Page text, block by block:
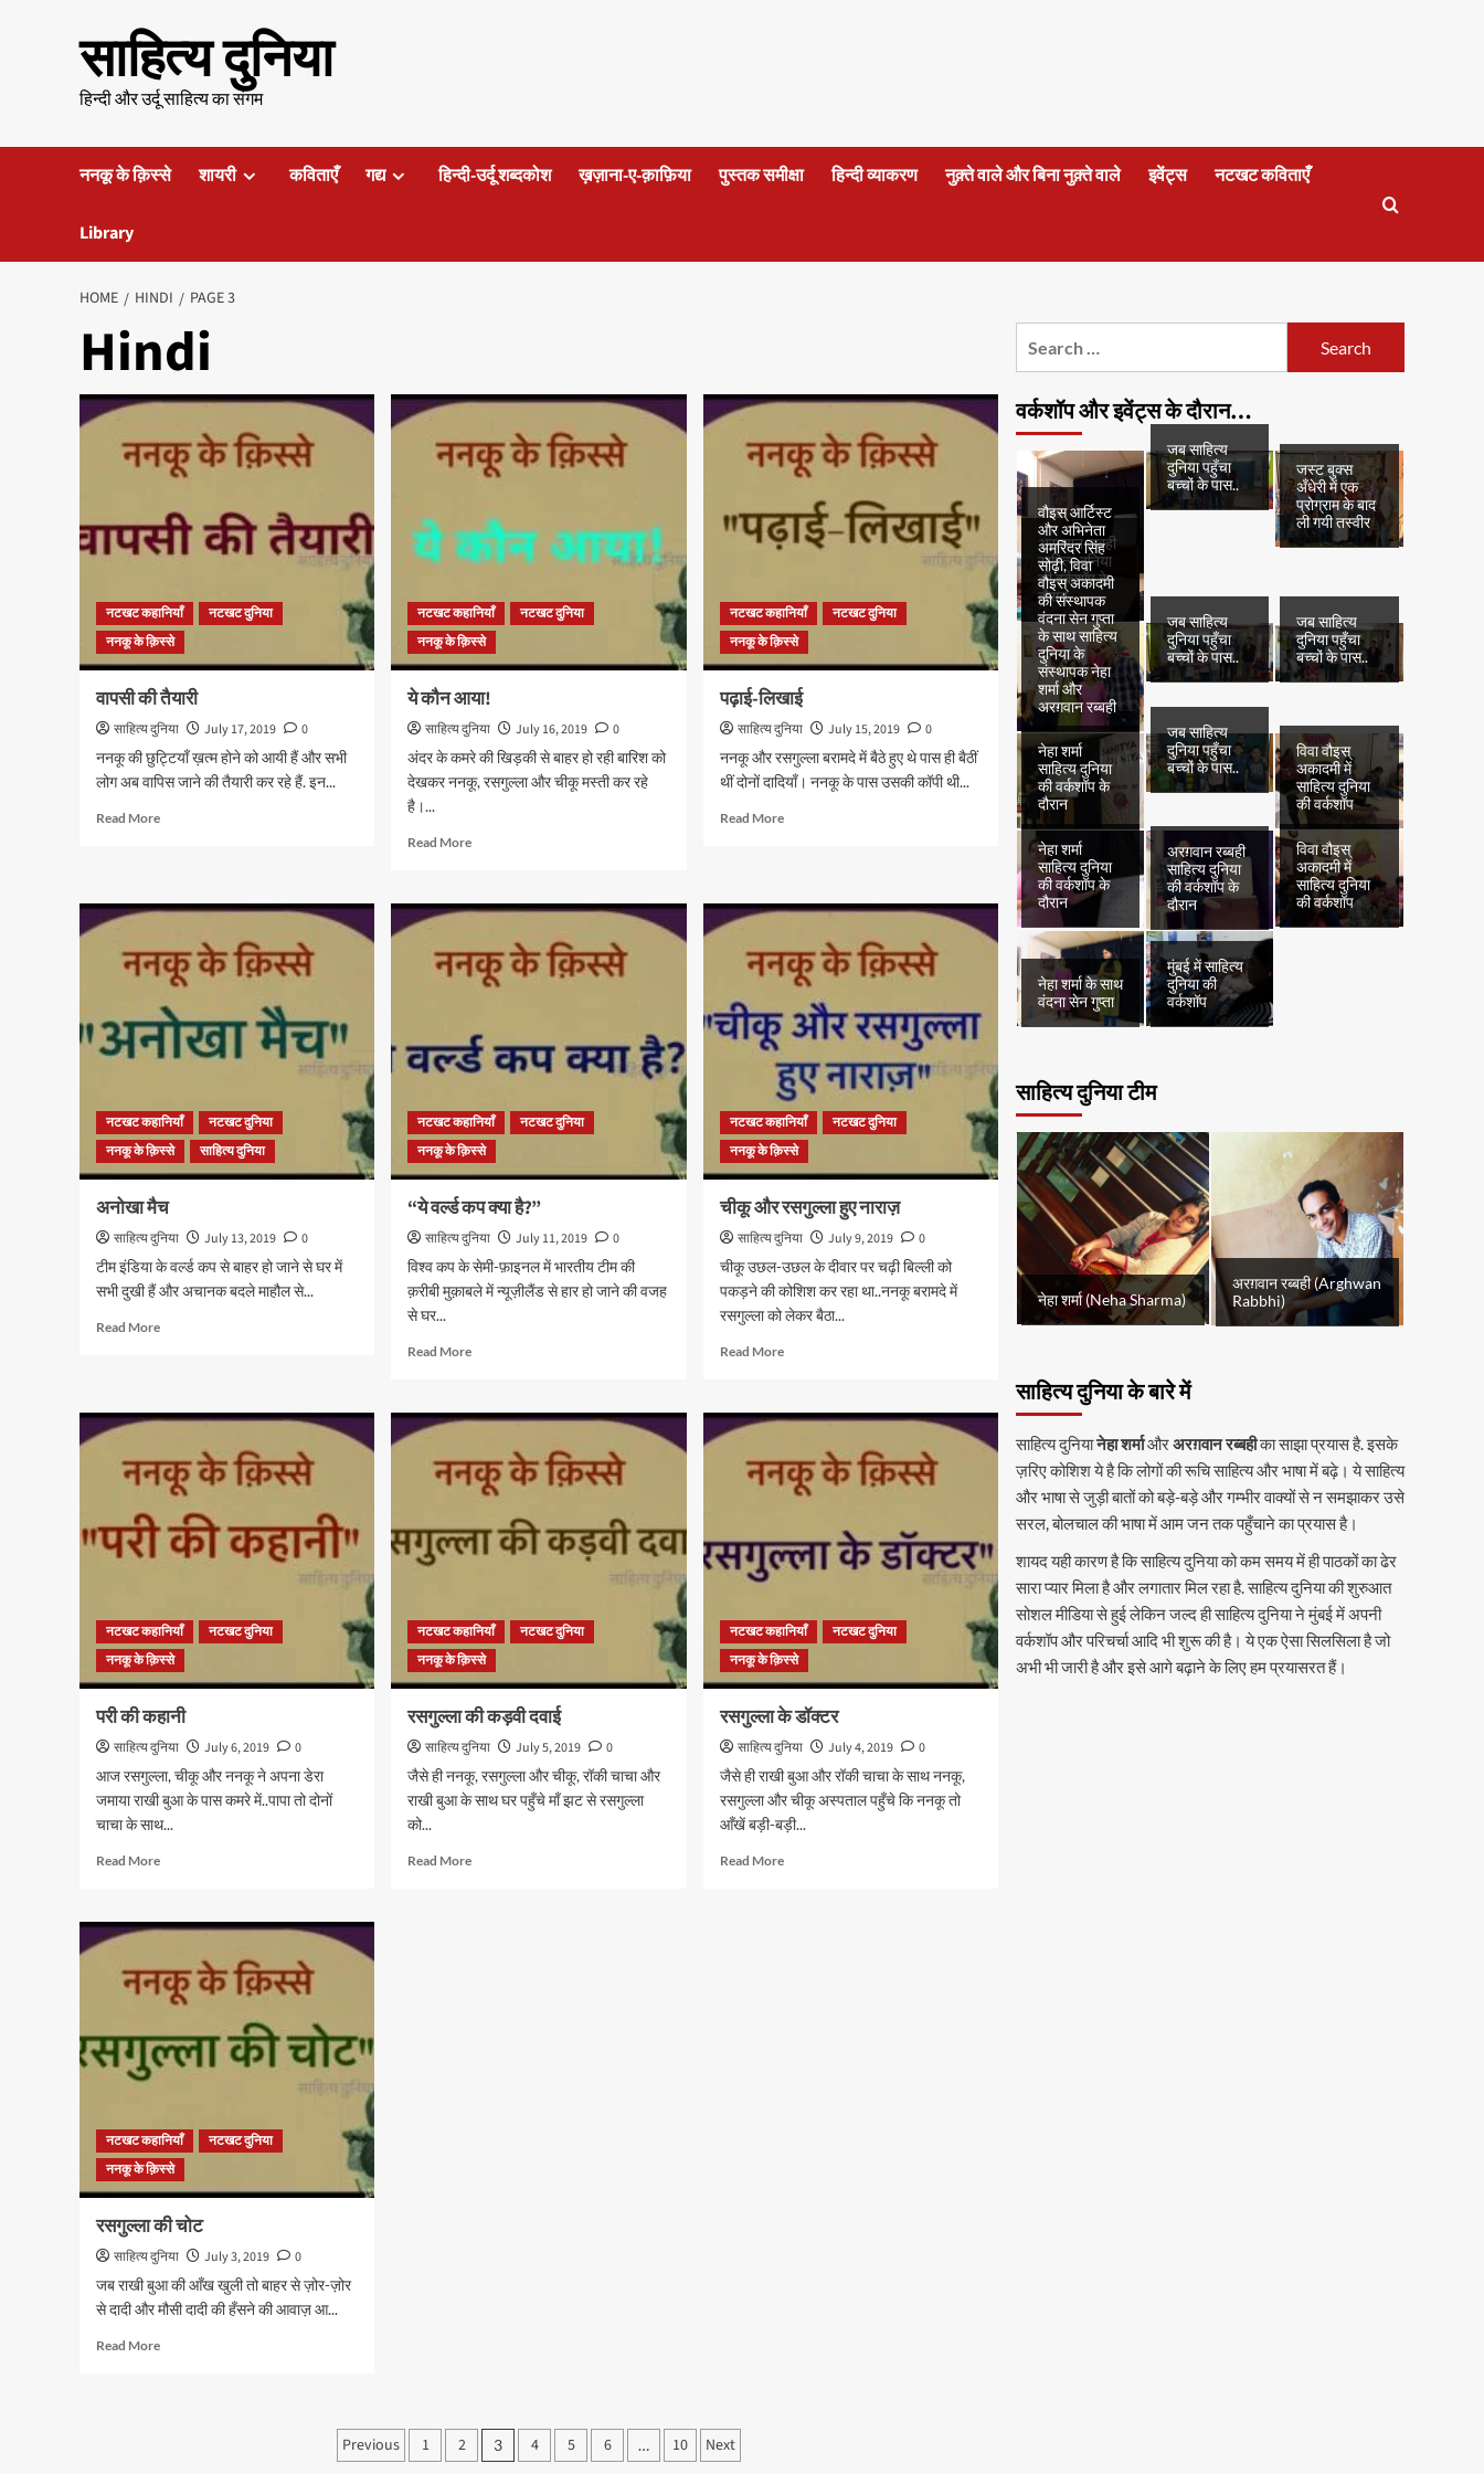
साहित्य दुनिया
हिन्दी और उर्दू साहित्य का संगम
ननकू के क़िस्से शायरी कविताएँ गद्य हिन्दी-उर्दू शब्दकोश ख़ज़ाना-ए-क़ाफ़िया पुस्तक समीक्षा हिन्दी व्याकरण नुक़्ते वाले और बिना नुक़्ते वाले इवेंट्स नटखट कविताएँ
Library
HOME HINDI PAGE 3
Hindi
नटखट कहानियाँ
नटखट दुनिया
ननकू के क़िस्से
वापसी की तैयारी
साहित्य दुनिया July 17, 2019
0
ननकू की छुट्टियाँ ख़त्म होने को आयी हैं और सभी
लोग अब वापिस जाने की तैयारी कर रहे हैं. इन...
Read MoreRead
नटखट कहानियाँ
नटखट दुनिया
ननकू के क़िस्से
ये कौन आया!
साहित्य दुनिया July 16, 2019
0
अंदर के कमरे की खिड़की से बाहर हो रही बारिश को
देखकर ननकू, रसगुल्ला और चीकू मस्ती कर रहे
है।...
Read MoreRead
ये
नटखट कहानियाँ
नटखट दुनिया
ननकू के क़िस्से
पढ़ाई-लिखाई
साहित्य दुनिया July 15, 2019
0
ननकू और रसगुल्ला बरामदे में बैठे हुए थे पास ही बैठीं
थीं दोनों दादियाँ। ननकू के पास उसकी कॉपी थी...
Read MoreRead
नटखट कहानियाँ
नटखट दुनिया
ननकू के क़िस्से
साहित्य दुनिया
अनोखा मैच
साहित्य दुनिया July 13, 2019
0
टीम इंडिया के वर्ल्ड कप से बाहर हो जाने से घर में
सभी दुखी हैं और अचानक बदले माहौल से...
Read MoreRead
नटखट कहानियाँ
नटखट दुनिया
ननकू के क़िस्से
“ये वर्ल्ड कप क्या है?”
साहित्य दुनिया July 11, 2019
0
विश्व कप के सेमी-फ़ाइनल में भारतीय टीम की
क़रीबी मुक़ाबले में न्यूज़ीलैंड से हार हो जाने की वजह
से घर...
Read MoreRead
“ये
क्या
है?”
नटखट कहानियाँ
नटखट दुनिया
ननकू के क़िस्से
चीकू और रसगुल्ला हुए नाराज़
साहित्य दुनिया July 9, 2019
0
चीकू उछल-उछल के दीवार पर चढ़ी बिल्ली को
पकड़ने की कोशिश कर रहा था..ननकू बरामदे में
रसगुल्ला को लेकर बैठा...
Read MoreRead
चीकू
हुए
नाराज़
नटखट कहानियाँ
नटखट दुनिया
ननकू के क़िस्से
परी की कहानी
साहित्य दुनिया July 6, 2019
0
आज रसगुल्ला, चीकू और ननकू ने अपना डेरा
जमाया राखी बुआ के पास कमरे में..पापा तो दोनों
चाचा के साथ...
Read MoreRead
परी
नटखट कहानियाँ
नटखट दुनिया
ननकू के क़िस्से
रसगुल्ला की कड़वी दवाई
साहित्य दुनिया July 5, 2019
0
जैसे ही ननकू, रसगुल्ला और चीकू, रॉकी चाचा और
राखी बुआ के साथ घर पहुँचे माँ झट से रसगुल्ला
को...
Read MoreRead
नटखट कहानियाँ
नटखट दुनिया
ननकू के क़िस्से
रसगुल्ला के डॉक्टर
साहित्य दुनिया July 4, 2019
0
जैसे ही राखी बुआ और रॉकी चाचा के साथ ननकू,
रसगुल्ला और चीकू अस्पताल पहुँचे कि ननकू तो
आँखें बड़ी-बड़ी...
Read MoreRead
नटखट कहानियाँ
नटखट दुनिया
ननकू के क़िस्से
रसगुल्ला की चोट
साहित्य दुनिया July 3, 2019
0
जब राखी बुआ की आँख खुली तो बाहर से ज़ोर-ज़ोर
से दादी और मौसी दादी की हँसने की आवाज़ आ...
Read MoreRead
Posts
Previous 1 2 3 4 5 6 … 10 Next
वर्कशॉप और इवेंट्स के दौरान…
अरग़वान रब्बही
साहित्य दुनिया
की वर्कशॉप के
दौरान
जब साहित्य
दुनिया पहुँचा
बच्चों के पास..
जस्ट बुक्स
अँधेरी में एक
प्रोग्राम के बाद
ली गयी तस्वीर
वौइस् आर्टिस्ट
और अभिनेता
अमरिंदर सिंह
सोढ़ी, विवा
वौइस् अकादमी
की संस्थापक
वंदना सेन गुप्ता
के साथ साहित्य
दुनिया के
संस्थापक नेहा
शर्मा और
अरग़वान रब्बही
जब साहित्य
दुनिया पहुँचा
बच्चों के पास..
जब साहित्य
दुनिया पहुँचा
बच्चों के पास..
नेहा शर्मा
साहित्य दुनिया
की वर्कशॉप के
दौरान
जब साहित्य
दुनिया पहुँचा
बच्चों के पास..
विवा वौइस्
अकादमी में
साहित्य दुनिया
की वर्कशॉप
नेहा शर्मा
साहित्य दुनिया
की वर्कशॉप के
दौरान
अरग़वान रब्बही
साहित्य दुनिया
की वर्कशॉप के
दौरान
विवा वौइस्
अकादमी में
साहित्य दुनिया
की वर्कशॉप
नेहा शर्मा के साथ
वंदना सेन गुप्ता
मुंबई में साहित्य
दुनिया की
वर्कशॉप
साहित्य दुनिया टीम
नेहा शर्मा (Neha Sharma)
अरग़वान रब्बही (Arghwan
Rabbhi)
साहित्य दुनिया के बारे में
साहित्य दुनियानेहा शर्माऔरअरग़वान रब्बहीका साझा प्रयास है. इसके
ज़रिए कोशिश ये है कि लोगों की रूचि साहित्य और भाषा में बढ़े। ये साहित्य
और भाषा से जुड़ी बातों को बड़े-बड़े और गम्भीर वाक्यों से न समझाकर उसे
सरल, बोलचाल की भाषा में आम जन तक पहुँचाने का प्रयास है।
शायद यही कारण है कि साहित्य दुनिया को कम समय में ही पाठकों का ढेर
सारा प्यार मिला है और लगातार मिल रहा है. साहित्य दुनिया की शुरुआत
सोशल मीडिया से हुई लेकिन जल्द ही साहित्य दुनिया ने मुंबई में अपनी
वर्कशॉप और परिचर्चा आदि भी शुरू की है। ये एक ऐसा सिलसिला है जो
अभी भी जारी है और इसे आगे बढ़ाने के लिए हम प्रयासरत हैं।